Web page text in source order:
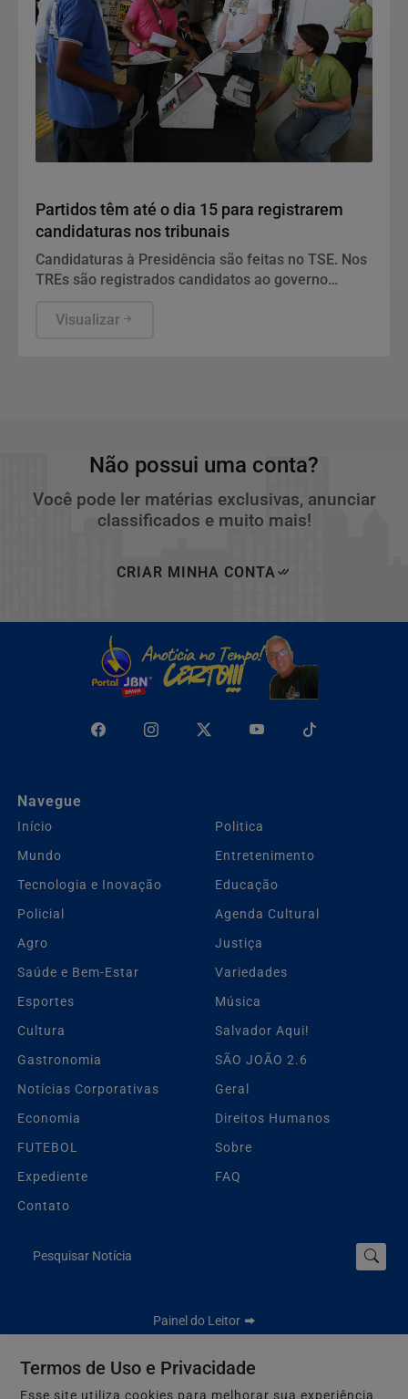
Partidos têm até o dia 15 para registrarem
candidaturas nos tribunais
Candidaturas à Presidência são feitas no TSE. Nos
TREs são registrados candidatos ao governo
assembleias estaduais e distrital.
Visualizar
Não possui uma conta?
Você pode ler matérias exclusivas, anunciar
classificados e muito mais!
CRIAR MINHA CONTA
Navegue
Início
Politica
Mundo
Entretenimento
Tecnologia e Inovação
Educação
Policial
Agenda Cultural
Agro
Justiça
Saúde e Bem-Estar
Variedades
Esportes
Música
Cultura
Salvador Aqui!
Gastronomia
SÃO JOÃO 2.6
Notícias Corporativas
Geral
Economia
Direitos Humanos
FUTEBOL
Sobre
Expediente
FAQ
Contato
Pesquisar Notícia
Painel do Leitor
Termos de Uso e Privacidade
Esse site utiliza cookies para melhorar sua experiência